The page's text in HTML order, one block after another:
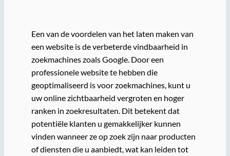
Een van de voordelen van het laten maken van
een website is de verbeterde vindbaarheid in
zoekmachines zoals Google. Door een
professionele website te hebben die
geoptimaliseerd is voor zoekmachines, kunt u
uw online zichtbaarheid vergroten en hoger
ranken in zoekresultaten. Dit betekent dat
potentiële klanten u gemakkelijker kunnen
vinden wanneer ze op zoek zijn naar producten
of diensten die u aanbiedt, wat kan leiden tot